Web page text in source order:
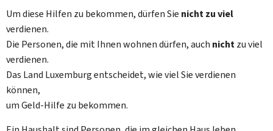
Um diese Hilfen zu bekommen, dürfen Sie nicht zu viel
verdienen.
Die Personen, die mit Ihnen wohnen dürfen, auch nichtzu viel
verdienen.
Das Land Luxemburg entscheidet, wie viel Sie verdienen
können,
um Geld-Hilfe zu bekommen.